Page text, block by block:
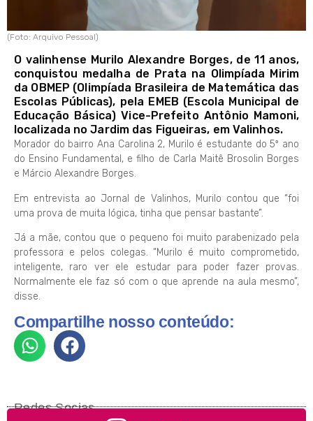
(Foto: Arquivo Pessoal)
O valinhense Murilo Alexandre Borges, de 11 anos,
conquistou medalha de Prata na Olimpíada Mirim
da OBMEP (Olimpíada Brasileira de Matemática das
Escolas Públicas), pela EMEB (Escola Municipal de
Educação Básica) Vice-Prefeito Antônio Mamoni,
localizada no Jardim das Figueiras, em Valinhos.
Morador do bairro Ana Carolina 2, Murilo é estudante do 5º ano
do Ensino Fundamental, e filho de Carla Maitê Brosolin Borges
e Márcio Alexandre Borges.
Em entrevista ao Jornal de Valinhos, Murilo contou que “foi
uma prova de muita lógica, tinha que pensar bastante”.
Já a mãe, contou que o pequeno foi muito parabenizado pela
professora e pelos colegas. “Murilo é muito comprometido,
inteligente, raro ver ele estudar para poder fazer provas.
Normalmente ele faz só com o que aprende na aula mesmo”,
disse.
Compartilhe nosso conteúdo:
Redes Socias